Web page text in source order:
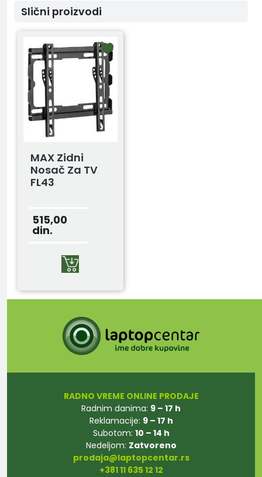
Slični proizvodi
MAX Zidni
Nosač Za TV
FL43
515,00
din.
RADNO VREME ONLINE PRODAJE
Radnim danima: 9 – 17 h
Reklamacije: 9 – 17 h
Subotom: 10 – 14 h
Nedeljom: Zatvoreno
prodaja@laptopcentar.rs
+381 11 635 12 12